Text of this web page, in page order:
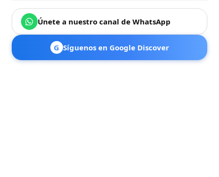
Únete a nuestro canal de WhatsApp
G Síguenos en Google Discover